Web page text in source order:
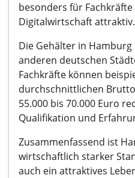
besonders für
Digitalwirtschaft attraktiv.
Die Gehälter in Hamburg
anderen deutschen
Fachkräfte können
durchschnittlichen
55.000 bis 70.000 Euro
Qualifikation und
Zusammenfassend ist
wirtschaftlich starker
auch ein attraktives